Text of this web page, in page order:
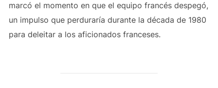
marcó el momento en que el equipo francés despegó,
un impulso que perduraría durante la década de 1980
para deleitar a los aficionados franceses.